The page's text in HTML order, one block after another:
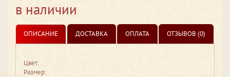
в наличии
ОПИСАНИЕ ДОСТАВКА ОПЛАТА ОТЗЫВОВ (0)
Цвет:
Размер: